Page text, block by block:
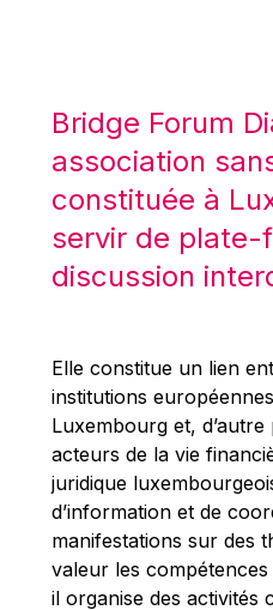
Mario Centeno
Mario Monti
Maroš
Martin Bailey
Martine Reicherts
Michael Sohlman
Michel Goedert
Mireille Delmas-
Nobuo Tanaka
Otmar Issing
Paolo Mengozzi
Bridge Forum
association
constituée à
servir de plate-
discussion
Elle constitue un lien
institutions
Luxembourg et,
acteurs de la vie
juridique
d’information et de
manifestations sur des
valeur les
il organise des activités